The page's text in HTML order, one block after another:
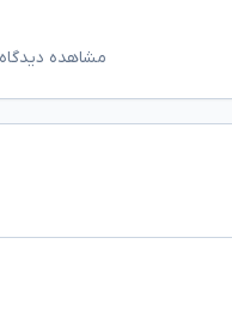
مشاهده